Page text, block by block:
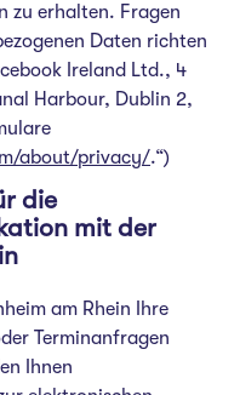
zu erhalten. Fragen
Daten richten
Ireland Ltd., 4
Harbour, Dublin 2,
about/privacy/.“)
die
mit der
am Rhein Ihre
Terminanfragen
Ihnen